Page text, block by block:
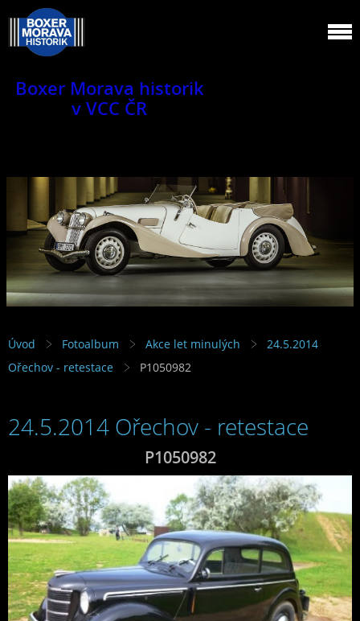
Boxer Morava historik
v VCC ČR
Jsme klub veteránů.
Úvod Fotoalbum Akce let minulých
24.5.2014
Ořechov - retestace
P1050982
24.5.2014 Ořechov - retestace
P1050982